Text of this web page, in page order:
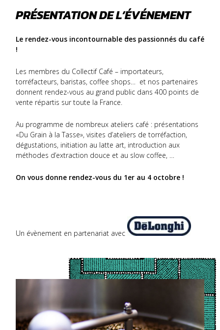
PRÉSENTATION DE L’ÉVÉNEMENT
Le rendez-vous incontournable des passionnés du café
!
Les membres du Collectif Café – importateurs,
torréfacteurs, baristas, coffee shops… et nos partenaires
donnent rendez-vous au grand public dans 400 points de
vente répartis sur toute la France.
Au programme de nombreux ateliers café : présentations
«Du Grain à la Tasse», visites d’ateliers de torréfaction,
dégustations, initiation au latte art, introduction aux
méthodes d’extraction douce et au slow coffee, …
On vous donne rendez-vous du 1er au 4 octobre !
Un évènement en partenariat avec